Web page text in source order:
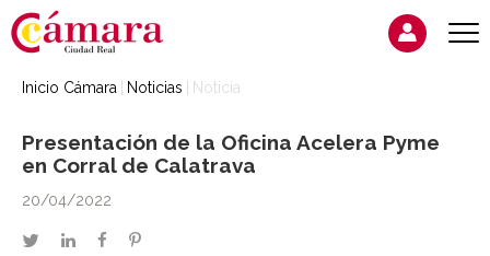
Inicio Cámara Noticias Noticia
Presentación de la Oficina Acelera Pyme
en Corral de Calatrava
20/04/2022
twitterlinkedinfacebookpinterest